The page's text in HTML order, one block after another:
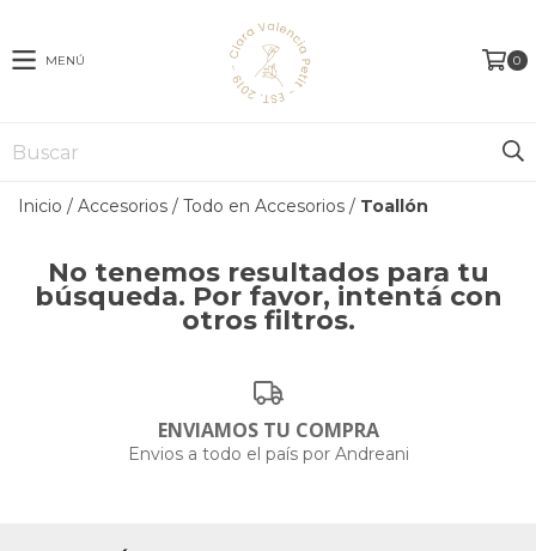
MENÚ 0
Inicio / Accesorios / Todo en Accesorios / Toallón
No tenemos resultados para tu
búsqueda. Por favor, intentá con
otros filtros.
ENVIAMOS TU COMPRA
Envios a todo el país por Andreani